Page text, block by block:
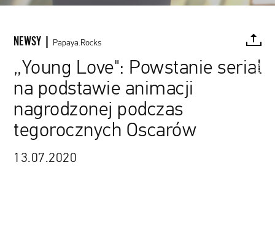
NEWSY | Papaya.Rocks
„Young Love": Powstanie serial
na podstawie animacji
nagrodzonej podczas
tegorocznych Oscarów
13.07.2020
FACEBOOK TWITTER